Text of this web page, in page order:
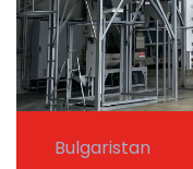
Bulgaristan